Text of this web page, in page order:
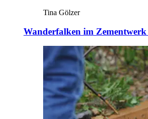
Tina Gölzer
Wanderfalken im